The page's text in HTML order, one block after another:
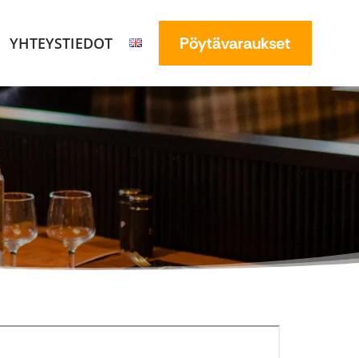
Lahjakortit >
YHTEYSTIEDOT Pöytävaraukset